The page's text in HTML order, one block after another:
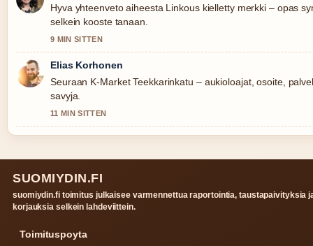
Hyva yhteenveto aiheesta Linkous kielletty merkki – opas
selkein kooste tanaan.
9 MIN SITTEN
Elias Korhonen
Seuraan K-Market Teekkarinkatu – aukioloajat, osoite,
savyja.
11 MIN SITTEN
SUOMIYDIN.FI
suomiydin.fi toimitus julkaisee varmennettua raportointia, taustapaivityksia
korjauksia selkein lahdeviittein.
Toimituspoyta